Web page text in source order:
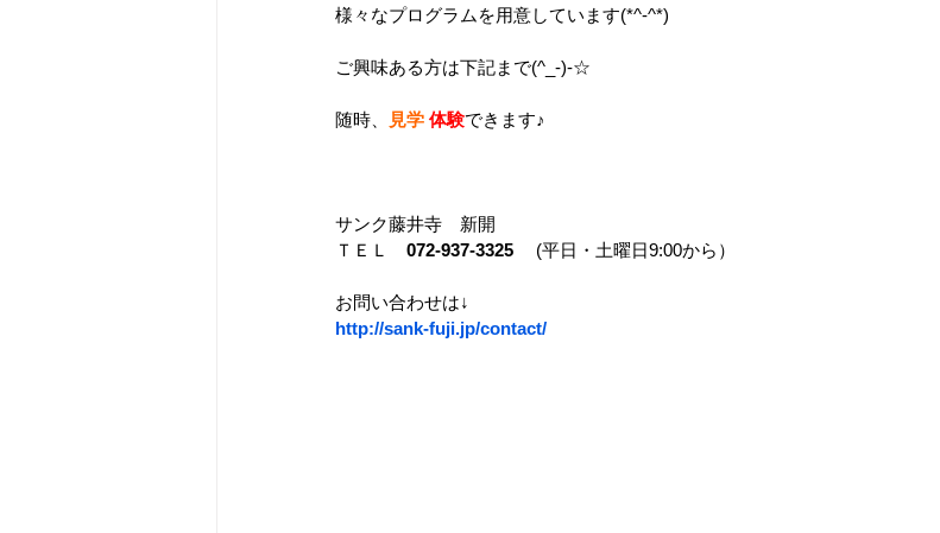
様々なプログラムを用意しています(*^-^*)
ご興味ある方は下記まで(^_-)-☆
随時、 見学 体験できます♪
サンク藤井寺　新開
ＴＥＬ 072-937-3325 (平日・土曜日9:00から）
お問い合わせは↓
http://sank-fuji.jp/contact/